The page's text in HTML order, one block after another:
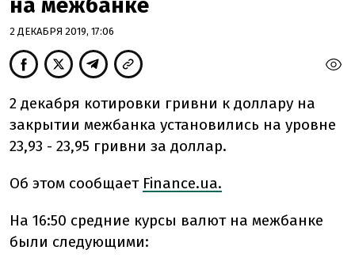
2 ДЕКАБРЯ 2019, 17:06
2 декабря котировки гривни к доллару на
закрытии межбанка установились на уровне
23,93 - 23,95 гривни за доллар.
Об этом сообщает Finance.ua.
На 16:50 средние курсы валют на межбанке
были следующими: